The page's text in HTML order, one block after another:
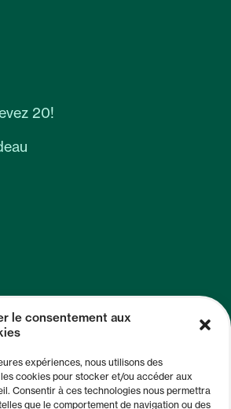
le consentement aux
expériences, nous utilisons des
cookies pour stocker et/ou accéder aux
Consentir à ces technologies nous permettra
que le comportement de navigation ou des
20!